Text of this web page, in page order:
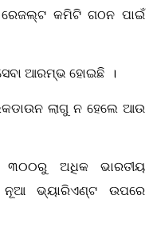
କମିଟି ଗଠନ ପାଇଁ
ଆରମ୍ଭ ହୋଇଛି ।
ଲାଗୁ ନ ହେଲେ ଆଉ
୩୦୦ରୁ ଅଧିକ ଭାରତୀୟ
ନୂଆ ଭ୍ୟାରିଏଣ୍ଟ ଉପରେ